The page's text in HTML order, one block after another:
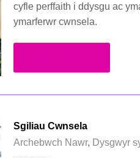
cyfle perffaith i ddysgu ac
ymarferwr cwnsela.
Sgiliau Cwnsela
Archebwch Nawr, Dysgwyr